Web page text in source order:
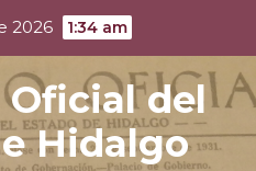
2026 1:34 am
del
Hidalgo